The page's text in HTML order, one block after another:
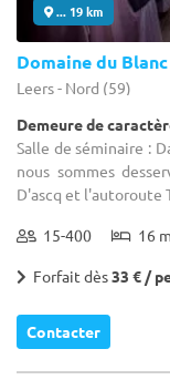
... 19 km
Domaine du
Leers - Nord (59)
Demeure de
Salle de séminaire :
nous sommes
D'ascq et l'autoroute
15-400 16
Forfait dès33 € /
Contacter